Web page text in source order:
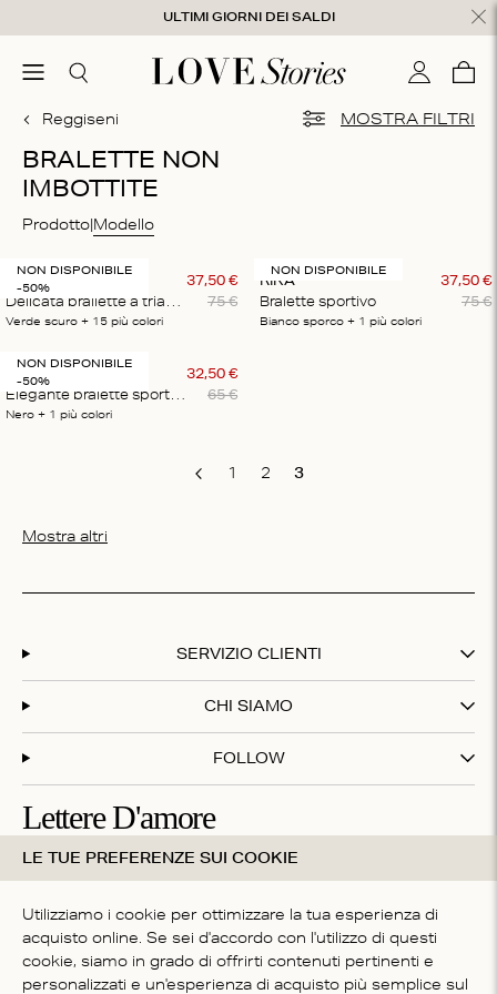
ULTIMI GIORNI DEI SALDI
menuCerca Il mio0
Reggiseni
BRALETTE NON
IMBOTTITE
Prodotto Modello
MOSTRA FILTRI
NON DISPONIBILE
-50%
LOVE LACE
Delicata brallette a triangolo
37,50€
75€
Verde scuro + 15 più colori
NON DISPONIBILE
RIKA
Bralette sportivo
37,50€
75€
Bianco sporco + 1 più colori
NON DISPONIBILE
-50%
RIKA
Elegante bralette sportivo
32,50€
65€
Nero + 1 più colori
Previous
1 2 3
Mostra altri
SERVIZIO CLIENTI
CHI SIAMO
FOLLOW
Lettere D'amore
Iscriviti alla nostra newsletter e ottieni il 20% di sconto sul
tuo primo acquisto!
Iscrivendoti accetti i nostritermini e condizioni
LE TUE PREFERENZE SUI COOKIE
Utilizziamo i cookie per ottimizzare la tua esperienza di
acquisto online. Se sei d'accordo con l'utilizzo di questi
cookie, siamo in grado di offrirti contenuti pertinenti e
personalizzati e un'esperienza di acquisto più semplice sul